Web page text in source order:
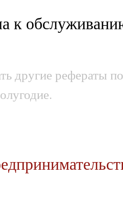
зала к
другие рефераты